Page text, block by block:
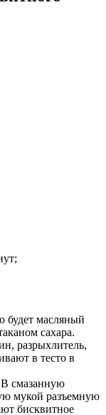
будет масляный
сахара.
разрыхлитель,
в тесто в
В смазанную
мукой разъемную
бисквитное